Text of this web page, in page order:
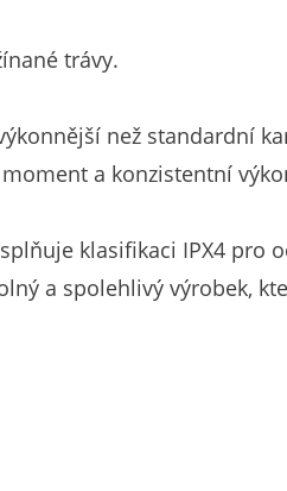
trávy.
než standardní
a konzistentní
klasifikaci IPX4 pro
a spolehlivý výrobek,